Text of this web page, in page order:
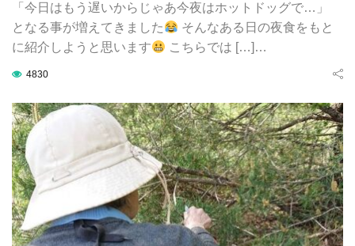
「今日はもう遅いからじゃあ今夜はホットドッグで…」
となる事が増えてきました
そんなある日の夜食をもと
に紹介しようと思います
こちらでは […]…
4830